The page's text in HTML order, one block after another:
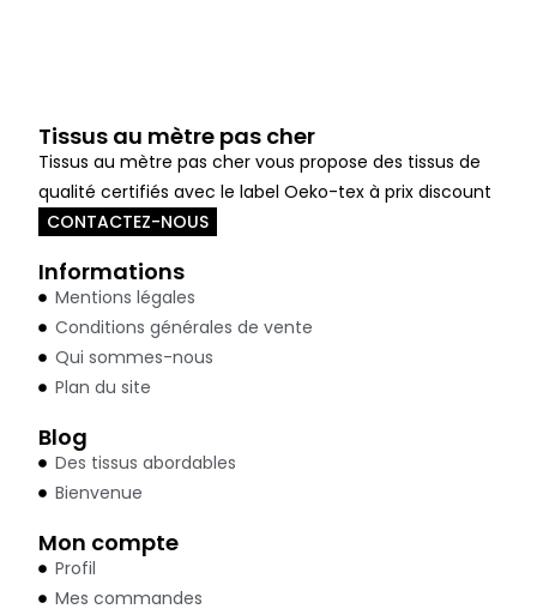
Tissus au mètre pas cher
Tissus au mètre pas cher vous propose des tissus de
qualité certifiés avec le label Oeko-tex à prix discount
CONTACTEZ-NOUS
Informations
Mentions légales
Conditions générales de vente
Qui sommes-nous
Plan du site
Blog
Des tissus abordables
Bienvenue
Mon compte
Profil
Mes commandes